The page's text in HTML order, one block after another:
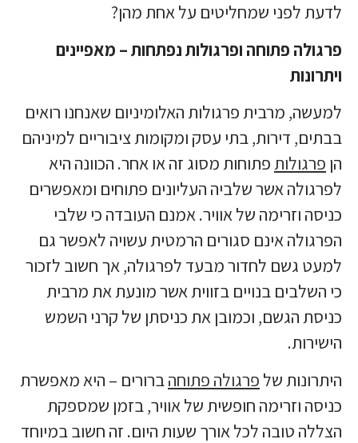
לדעת לפני שמחליטים על אחת מהן?
פרגולה פתוחה ופרגולות נפתחות – מאפיינים
ויתרונות
למעשה, מרבית פרגולות האלומיניום שאנחנו רואים
בבתים, דירות, בתי עסק ומקומות ציבוריים למיניהם
הן פרגולותפתוחות מסוג זה או אחר. הכוונה היא
לפרגולה אשר שלביה העליונים פתוחים ומאפשרים
כניסה וזרימה של אוויר. אמנם העובדה כי שלבי
הפרגולה אינם סגורים הרמטית עשויה לאפשר גם
למעט גשם לחדור מבעד לפרגולה, אך חשוב לזכור
כי השלבים בנויים בזווית אשר מונעת את מרבית
כניסת הגשם, וכמובן את כניסתן של קרני השמש
הישירות.
היתרונות של פרגולה פתוחהברורים – היא מאפשרת
כניסה וזרימה חופשית של אוויר, בזמן שמספקת
הצללה טובה לכל אורך שעות היום. זה חשוב במיוחד